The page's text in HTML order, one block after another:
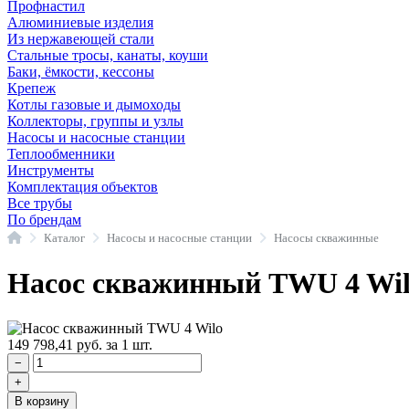
Профнастил
Алюминиевые изделия
Из нержавеющей стали
Стальные тросы, канаты, коуши
Баки, ёмкости, кессоны
Крепеж
Котлы газовые и дымоходы
Коллекторы, группы и узлы
Насосы и насосные станции
Теплообменники
Инструменты
Комплектация объектов
Все трубы
По брендам
ГлавнаяКаталог Насосы и насосные станции Насосы скважинные
Насос скважинный TWU 4
149 798,41 руб. за 1 шт.
−
+
В корзину